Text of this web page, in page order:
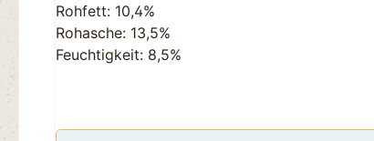
Rohfett: 10,4%
Rohasche: 13,5%
Feuchtigkeit: 8,5%